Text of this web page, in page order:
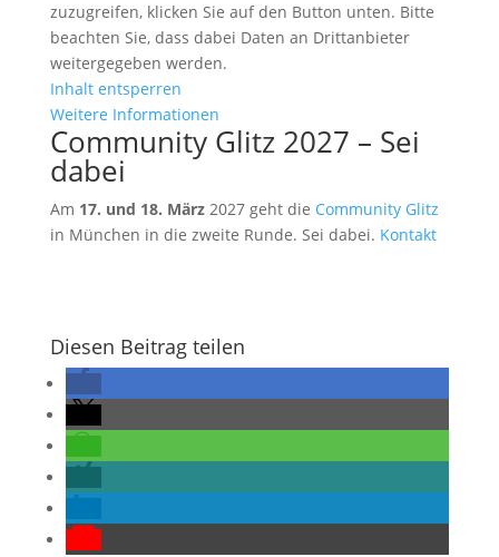
zuzugreifen, klicken Sie auf den Button unten. Bitte
beachten Sie, dass dabei Daten an Drittanbieter
weitergegeben werden.
Inhalt entsperren
Weitere Informationen
Community Glitz 2027 – Sei
dabei
Am 17. und 18. März2027 geht die Community Glitz
in München in die zweite Runde. Sei dabei. Kontakt
Diesen Beitrag teilen